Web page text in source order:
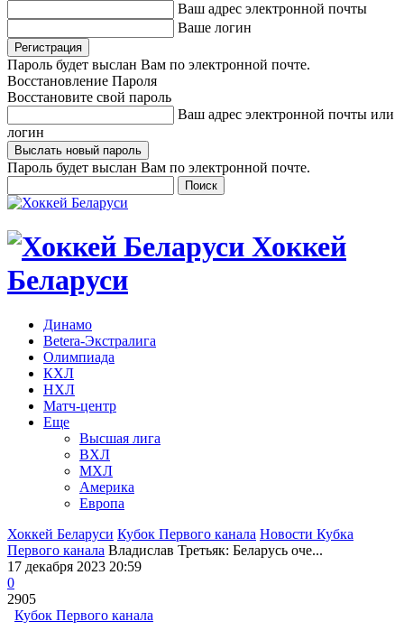
Ваш адрес электронной почты
Ваше логин
Пароль будет выслан Вам по электронной почте.
Восстановление Пароля
Восстановите свой пароль
Ваш адрес электронной почты или
логин
Пароль будет выслан Вам по электронной почте.
Хоккей
Беларуси
Динамо
Betera-Экстралига
Олимпиада
КХЛ
НХЛ
Матч-центр
Еще
Высшая лига
ВХЛ
МХЛ
Америка
Европа
Хоккей Беларуси Кубок Первого канала Новости Кубка
Первого канала Владислав Третьяк: Беларусь оче...
17 декабря 2023 20:59
0
2905
Кубок Первого канала